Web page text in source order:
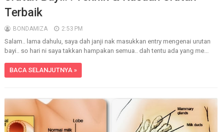
Terbaik
BONDAMIZA 2:53 PM
Salam.. lama dahulu, saya dah janji nak masukkan entry mengenai urutan
bayi.. so hari ni saya takkan hampakan semua.. dah tentu ada yang me...
BACA SELANJUTNYA »